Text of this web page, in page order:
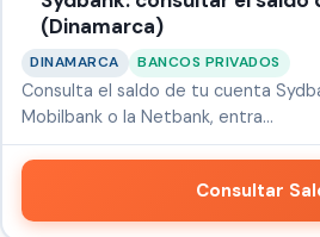
(Dinamarca)
DINAMARCA BANCOS PRIVADOS
Consulta el saldo de tu cuenta
Mobilbank o la Netbank, entra…
Consultar